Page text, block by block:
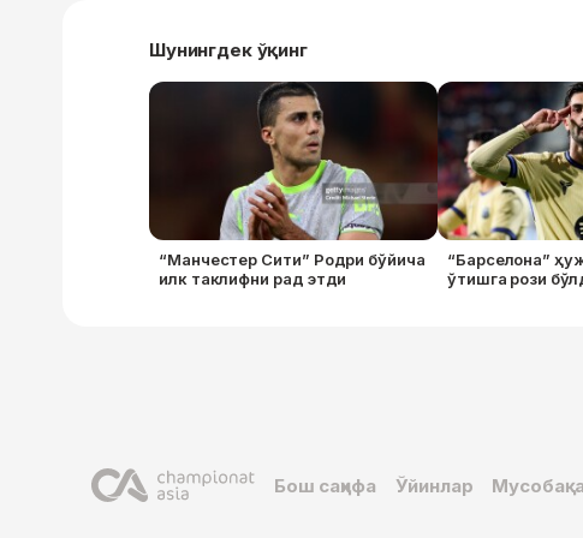
Шунингдек ўқинг
“Манчестер Сити” Родри бўйича
илк таклифни рад этди
“Барселона”
ўтишга рози
Бош саҳифа Ўйинлар